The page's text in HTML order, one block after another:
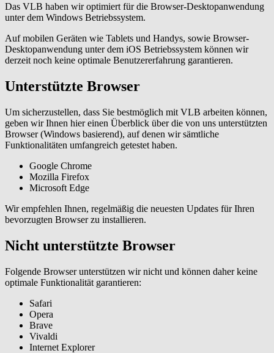
Das VLB haben wir optimiert für die Browser-Desktopanwendung
unter dem Windows Betriebssystem.
Auf mobilen Geräten wie Tablets und Handys, sowie Browser-
Desktopanwendung unter dem iOS Betriebssystem können wir
derzeit noch keine optimale Benutzererfahrung garantieren.
Unterstützte Browser
Um sicherzustellen, dass Sie bestmöglich mit VLB arbeiten können,
geben wir Ihnen hier einen Überblick über die von uns unterstützten
Browser (Windows basierend), auf denen wir sämtliche
Funktionalitäten umfangreich getestet haben.
Google Chrome
Mozilla Firefox
Microsoft Edge
Wir empfehlen Ihnen, regelmäßig die neuesten Updates für Ihren
bevorzugten Browser zu installieren.
Nicht unterstützte Browser
Folgende Browser unterstützen wir nicht und können daher keine
optimale Funktionalität garantieren:
Safari
Opera
Brave
Vivaldi
Internet Explorer